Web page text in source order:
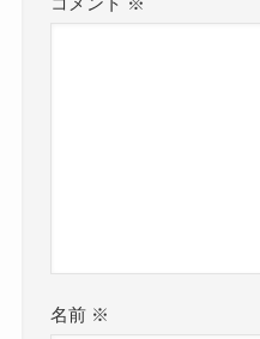
コメント ※
名前 ※